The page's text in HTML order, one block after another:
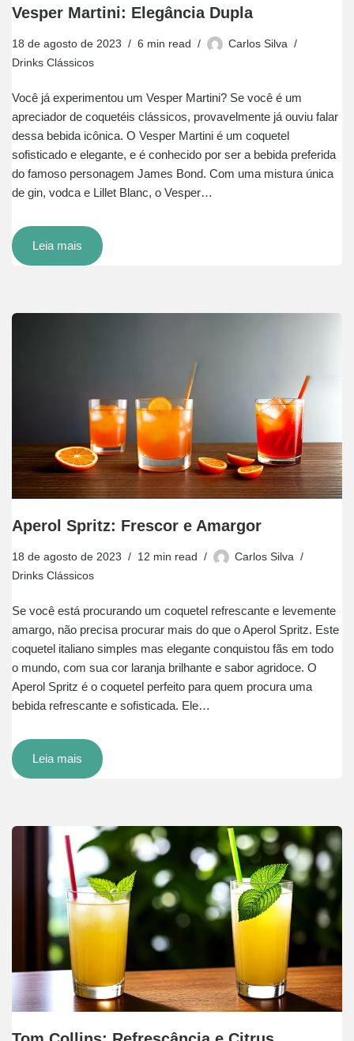
Vesper Martini: Elegância Dupla
18 de agosto de 2023 6 min read
Carlos Silva
Drinks Clássicos
Você já experimentou um Vesper Martini? Se você é um
apreciador de coquetéis clássicos, provavelmente já ouviu falar
dessa bebida icônica. O Vesper Martini é um coquetel
sofisticado e elegante, e é conhecido por ser a bebida preferida
do famoso personagem James Bond. Com uma mistura única
de gin, vodca e Lillet Blanc, o Vesper…
Leia mais
Aperol Spritz: Frescor e Amargor
18 de agosto de 2023 12 min read
Carlos Silva
Drinks Clássicos
Se você está procurando um coquetel refrescante e levemente
amargo, não precisa procurar mais do que o Aperol Spritz. Este
coquetel italiano simples mas elegante conquistou fãs em todo
o mundo, com sua cor laranja brilhante e sabor agridoce. O
Aperol Spritz é o coquetel perfeito para quem procura uma
bebida refrescante e sofisticada. Ele…
Leia mais